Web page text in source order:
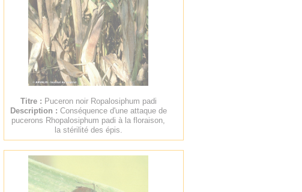
Titre : Puceron noir Ropalosiphum padi
Description : Conséquence d'une attaque de
pucerons Rhopalosiphum padi à la floraison,
la stérilité des épis.